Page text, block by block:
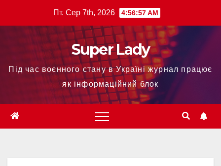
Пт. Сер 7th, 2026 4:56:57 AM
Super Lady
Під час воєнного стану в Україні журнал працює
як інформаційний блок